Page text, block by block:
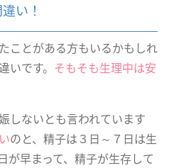
い！
ことがある方もいるかもしれ
いです。 そもそも生理中は安
しないとも言われています
のと、精子は３日～７日は生
が早まって、精子が生存して